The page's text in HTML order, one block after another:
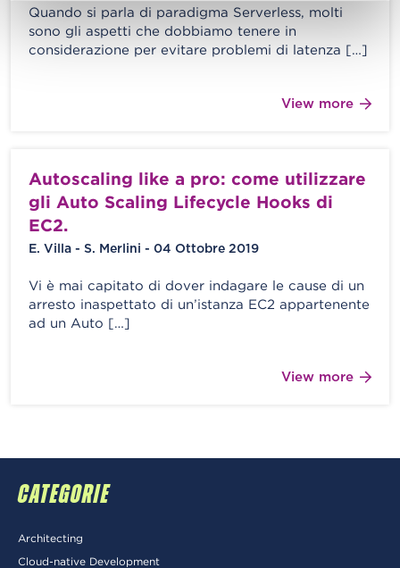
Quando si parla di paradigma Serverless, molti
sono gli aspetti che dobbiamo tenere in
considerazione per evitare problemi di latenza […]
View more
Autoscaling like a pro: come utilizzare
gli Auto Scaling Lifecycle Hooks di
EC2.
E. Villa - S. Merlini - 04 Ottobre 2019
Vi è mai capitato di dover indagare le cause di un
arresto inaspettato di un’istanza EC2 appartenente
ad un Auto […]
View more
CATEGORIE
Architecting
Cloud-native Development